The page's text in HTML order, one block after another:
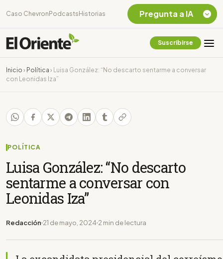
Caso Chevron Podcasts Historias
Suscribirse
Inicio › Política ›
Luisa González: “No descarto sentarme a conversar
con Leonidas Iza”
POLÍTICA
Luisa González: “No descarto
sentarme a conversar con
Leonidas Iza”
Redacción 21 de mayo, 2024 2 min de lectura
Pregunta a IA
Chevron Ecuador